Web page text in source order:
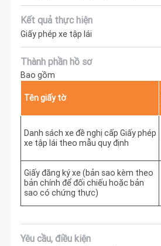
Kết quả thực hiện
Giấy phép xe tập lái
Thành phần hồ sơ
Bao gồm
Tên giấy tờ
Danh sách xe đề nghị cấp Giấy phép
xe tập lái theo mẫu quy định
Giấy đăng ký xe (bản sao kèm theo
bản chính để đối chiếu hoặc bản
sao có chứng thực)
Yêu cầu, điều kiện